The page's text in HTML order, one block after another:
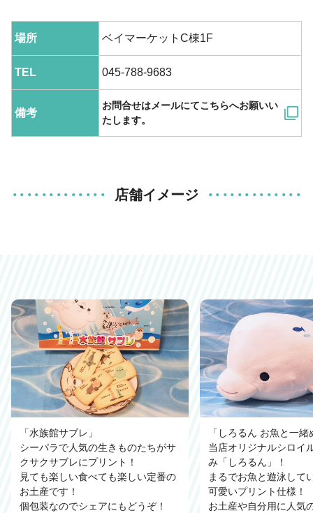
場所 ベイマーケットC棟1F
TEL 045-788-9683
備考
お問合せはメールにてこちらへお願いい
たします。
店舗イメージ
「水族館サブレ」
シーパラで人気の生きものたちがサ
クサクサブレにプリント！
見ても楽しい食べても楽しい定番の
お土産です！
個包装なのでシェアにもどうぞ！
「しろるん お魚と一
当店オリジナルシロイ
み「しろるん」！
まるでお魚と遊泳して
可愛いプリント仕様！
お土産や自分用に人気